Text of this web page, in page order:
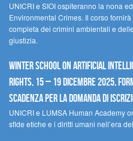
UNICRI e SIOI ospiteranno la nona
Environmental Crimes. Il corso
completa dei crimini ambientali e
giustizia.
Winter School on Artificial
Rights, 15 – 19 dicembre 2025,
scadenza per la domanda di
UNICRI e LUMSA Human Academy
sfide etiche e i diritti umani nell’era